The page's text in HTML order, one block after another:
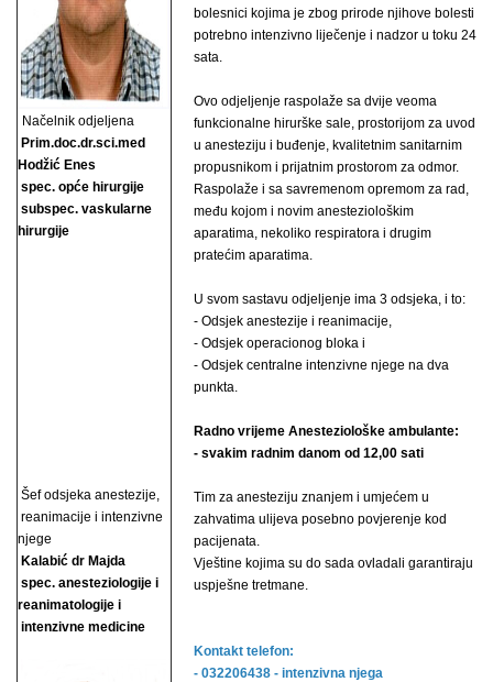
Načelnik odjeljena
Prim.doc.dr.sci.med
Hodžić Enes
spec. opće hirurgije
subspec. vaskularne
hirurgije
Šef odsjeka anestezije,
reanimacije i intenzivne
njege
Kalabić dr Majda
spec. anesteziologije i
reanimatologije i
intenzivne medicine
bolesnici kojima je zbog prirode njihove bolesti
potrebno intenzivno liječenje i nadzor u toku 24
sata.
Ovo odjeljenje raspolaže sa dvije veoma
funkcionalne hirurške sale, prostorijom za uvod
u anesteziju i buđenje, kvalitetnim sanitarnim
propusnikom i prijatnim prostorom za odmor.
Raspolaže i sa savremenom opremom za rad,
među kojom i novim anesteziološkim
aparatima, nekoliko respiratora i drugim
pratećim aparatima.
U svom sastavu odjeljenje ima 3 odsjeka, i to:
- Odsjek anestezije i reanimacije,
- Odsjek operacionog bloka i
- Odsjek centralne intenzivne njege na dva
punkta.
Radno vrijeme Anesteziološke ambulante:
- svakim radnim danom od 12,00 sati
Tim za anesteziju znanjem i umjećem u
zahvatima ulijeva posebno povjerenje kod
pacijenata.
Vještine kojima su do sada ovladali garantiraju
uspješne tretmane.
Kontakt telefon:
- 032206438 - intenzivna njega